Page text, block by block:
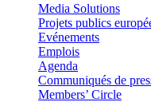
Media Solutions
Projets publics
Evénements
Emplois
Agenda
Communiqués de
Members’ Circle